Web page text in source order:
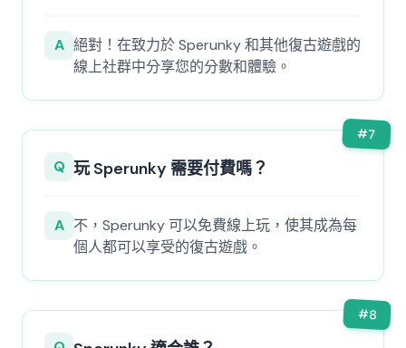
A 絕對！在致力於 Sperunky 和其他復古遊戲的
線上社群中分享您的分數和體驗。
#7
Q 玩 Sperunky 需要付費嗎？
A 不，Sperunky 可以免費線上玩，使其成為每
個人都可以享受的復古遊戲。
#8